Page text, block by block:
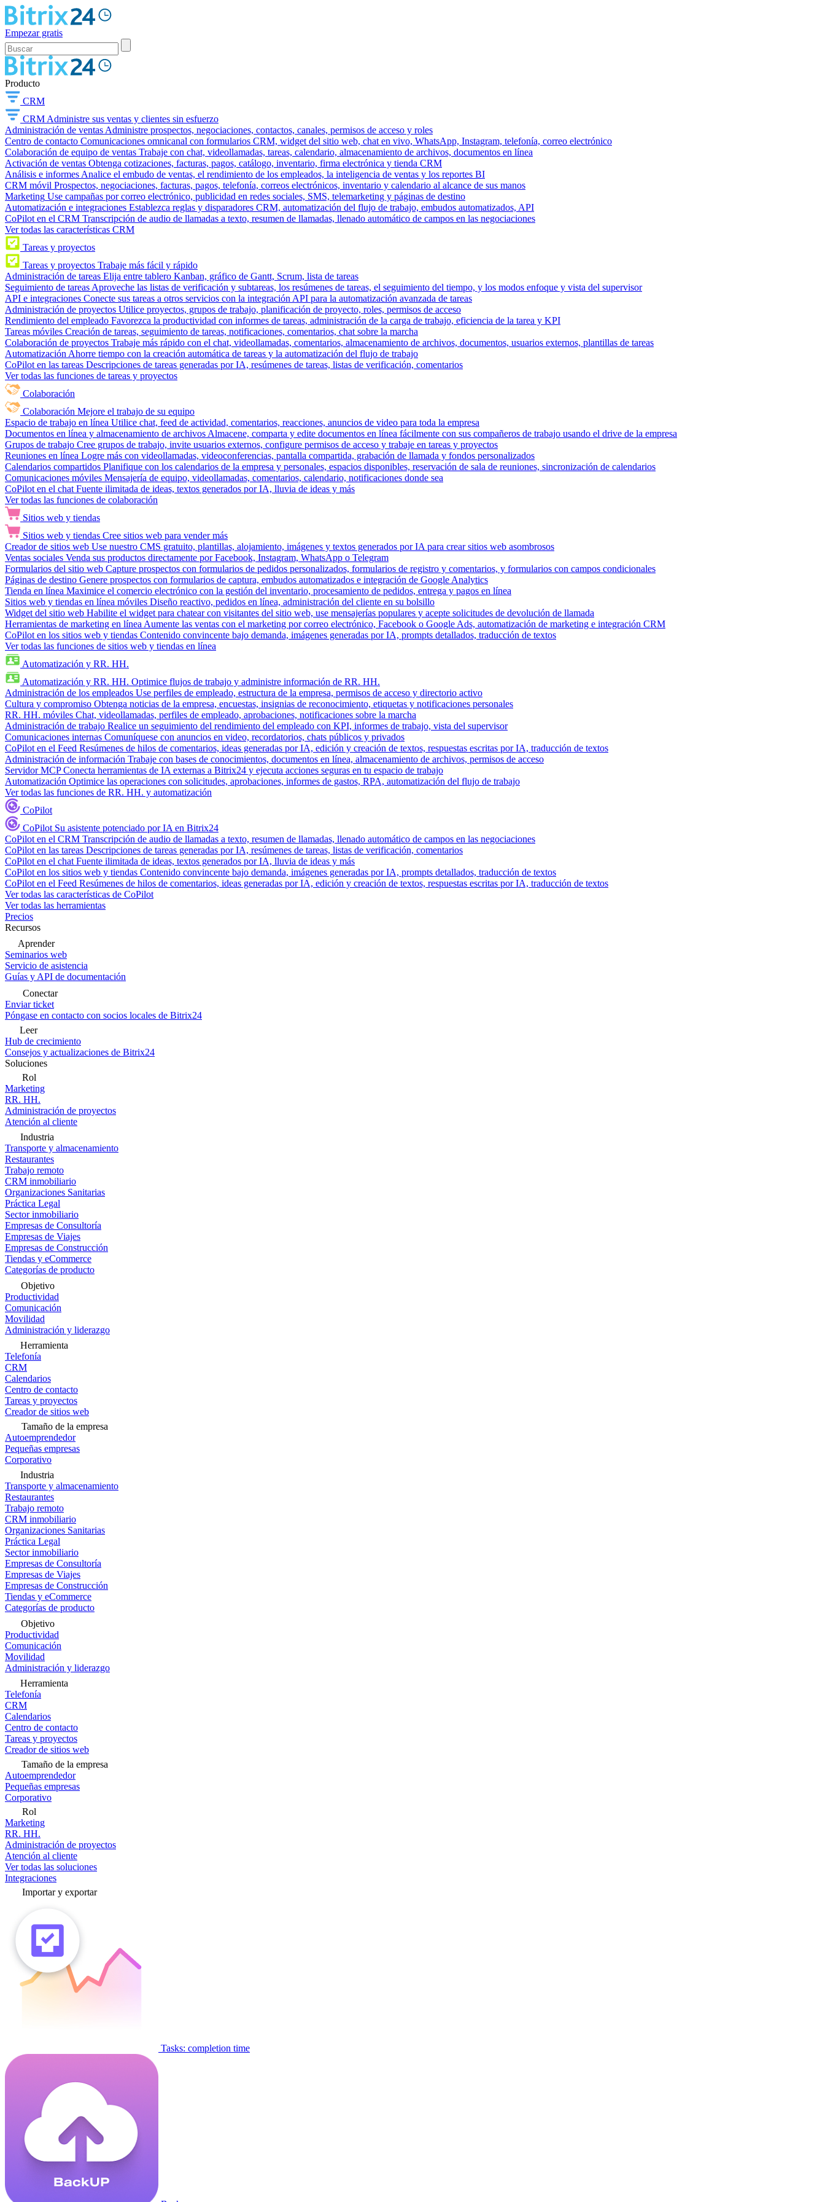
Empezar gratis
Producto
CRM
CRM Administre sus ventas y clientes sin esfuerzo
Administración de ventas Administre prospectos, negociaciones, contactos, canales, permisos de acceso y roles
Centro de contacto Comunicaciones omnicanal con formularios CRM, widget del sitio web, chat en vivo, WhatsApp, Instagram, telefonía, correo electrónico
Colaboración de equipo de ventas Trabaje con chat, videollamadas, tareas, calendario, almacenamiento de archivos, documentos en línea
Activación de ventas Obtenga cotizaciones, facturas, pagos, catálogo, inventario, firma electrónica y tienda CRM
Análisis e informes Analice el embudo de ventas, el rendimiento de los empleados, la inteligencia de ventas y los reportes BI
CRM móvil Prospectos, negociaciones, facturas, pagos, telefonía, correos electrónicos, inventario y calendario al alcance de sus manos
Marketing Use campañas por correo electrónico, publicidad en redes sociales, SMS, telemarketing y páginas de destino
Automatización e integraciones Establezca reglas y disparadores CRM, automatización del flujo de trabajo, embudos automatizados, API
CoPilot en el CRM Transcripción de audio de llamadas a texto, resumen de llamadas, llenado automático de campos en las negociaciones
Ver todas las características CRM
Tareas y proyectos
Tareas y proyectos Trabaje más fácil y rápido
Administración de tareas Elija entre tablero Kanban, gráfico de Gantt, Scrum, lista de tareas
Seguimiento de tareas Aproveche las listas de verificación y subtareas, los resúmenes de tareas, el seguimiento del tiempo, y los modos enfoque y vista del supervisor
API e integraciones Conecte sus tareas a otros servicios con la integración API para la automatización avanzada de tareas
Administración de proyectos Utilice proyectos, grupos de trabajo, planificación de proyecto, roles, permisos de acceso
Rendimiento del empleado Favorezca la productividad con informes de tareas, administración de la carga de trabajo, eficiencia de la tarea y KPI
Tareas móviles Creación de tareas, seguimiento de tareas, notificaciones, comentarios, chat sobre la marcha
Colaboración de proyectos Trabaje más rápido con el chat, videollamadas, comentarios, almacenamiento de archivos, documentos, usuarios externos, plantillas de tareas
Automatización Ahorre tiempo con la creación automática de tareas y la automatización del flujo de trabajo
CoPilot en las tareas Descripciones de tareas generadas por IA, resúmenes de tareas, listas de verificación, comentarios
Ver todas las funciones de tareas y proyectos
Colaboración
Colaboración Mejore el trabajo de su equipo
Espacio de trabajo en línea Utilice chat, feed de actividad, comentarios, reacciones, anuncios de video para toda la empresa
Documentos en línea y almacenamiento de archivos Almacene, comparta y edite documentos en línea fácilmente con sus compañeros de trabajo usando el drive de la empresa
Grupos de trabajo Cree grupos de trabajo, invite usuarios externos, configure permisos de acceso y trabaje en tareas y proyectos
Reuniones en línea Logre más con videollamadas, videoconferencias, pantalla compartida, grabación de llamada y fondos personalizados
Calendarios compartidos Planifique con los calendarios de la empresa y personales, espacios disponibles, reservación de sala de reuniones, sincronización de calendarios
Comunicaciones móviles Mensajería de equipo, videollamadas, comentarios, calendario, notificaciones donde sea
CoPilot en el chat Fuente ilimitada de ideas, textos generados por IA, lluvia de ideas y más
Ver todas las funciones de colaboración
Sitios web y tiendas
Sitios web y tiendas Cree sitios web para vender más
Creador de sitios web Use nuestro CMS gratuito, plantillas, alojamiento, imágenes y textos generados por IA para crear sitios web asombrosos
Ventas sociales Venda sus productos directamente por Facebook, Instagram, WhatsApp o Telegram
Formularios del sitio web Capture prospectos con formularios de pedidos personalizados, formularios de registro y comentarios, y formularios con campos condicionales
Páginas de destino Genere prospectos con formularios de captura, embudos automatizados e integración de Google Analytics
Tienda en línea Maximice el comercio electrónico con la gestión del inventario, procesamiento de pedidos, entrega y pagos en línea
Sitios web y tiendas en línea móviles Diseño reactivo, pedidos en línea, administración del cliente en su bolsillo
Widget del sitio web Habilite el widget para chatear con visitantes del sitio web, use mensajerías populares y acepte solicitudes de devolución de llamada
Herramientas de marketing en línea Aumente las ventas con el marketing por correo electrónico, Facebook o Google Ads, automatización de marketing e integración CRM
CoPilot en los sitios web y tiendas Contenido convincente bajo demanda, imágenes generadas por IA, prompts detallados, traducción de textos
Ver todas las funciones de sitios web y tiendas en línea
Automatización y RR. HH.
Automatización y RR. HH. Optimice flujos de trabajo y administre información de RR. HH.
Administración de los empleados Use perfiles de empleado, estructura de la empresa, permisos de acceso y directorio activo
Cultura y compromiso Obtenga noticias de la empresa, encuestas, insignias de reconocimiento, etiquetas y notificaciones personales
RR. HH. móviles Chat, videollamadas, perfiles de empleado, aprobaciones, notificaciones sobre la marcha
Administración de trabajo Realice un seguimiento del rendimiento del empleado con KPI, informes de trabajo, vista del supervisor
Comunicaciones internas Comuníquese con anuncios en video, recordatorios, chats públicos y privados
CoPilot en el Feed Resúmenes de hilos de comentarios, ideas generadas por IA, edición y creación de textos, respuestas escritas por IA, traducción de textos
Administración de información Trabaje con bases de conocimientos, documentos en línea, almacenamiento de archivos, permisos de acceso
Servidor MCP Conecta herramientas de IA externas a Bitrix24 y ejecuta acciones seguras en tu espacio de trabajo
Automatización Optimice las operaciones con solicitudes, aprobaciones, informes de gastos, RPA, automatización del flujo de trabajo
Ver todas las funciones de RR. HH. y automatización
CoPilot
CoPilot Su asistente potenciado por IA en Bitrix24
CoPilot en el CRM Transcripción de audio de llamadas a texto, resumen de llamadas, llenado automático de campos en las negociaciones
CoPilot en las tareas Descripciones de tareas generadas por IA, resúmenes de tareas, listas de verificación, comentarios
CoPilot en el chat Fuente ilimitada de ideas, textos generados por IA, lluvia de ideas y más
CoPilot en los sitios web y tiendas Contenido convincente bajo demanda, imágenes generadas por IA, prompts detallados, traducción de textos
CoPilot en el Feed Resúmenes de hilos de comentarios, ideas generadas por IA, edición y creación de textos, respuestas escritas por IA, traducción de textos
Ver todas las características de CoPilot
Ver todas las herramientas
Precios
Recursos
Aprender
Seminarios web
Servicio de asistencia
Guías y API de documentación
Conectar
Enviar ticket
Póngase en contacto con socios locales de Bitrix24
Leer
Hub de crecimiento
Consejos y actualizaciones de Bitrix24
Soluciones
Rol
Marketing
RR. HH.
Administración de proyectos
Atención al cliente
Industria
Transporte y almacenamiento
Restaurantes
Trabajo remoto
CRM inmobiliario
Organizaciones Sanitarias
Práctica Legal
Sector inmobiliario
Empresas de Consultoría
Empresas de Viajes
Empresas de Construcción
Tiendas y eCommerce
Categorías de producto
Objetivo
Productividad
Comunicación
Movilidad
Administración y liderazgo
Herramienta
Telefonía
CRM
Calendarios
Centro de contacto
Tareas y proyectos
Creador de sitios web
Tamaño de la empresa
Autoemprendedor
Pequeñas empresas
Corporativo
Industria
Transporte y almacenamiento
Restaurantes
Trabajo remoto
CRM inmobiliario
Organizaciones Sanitarias
Práctica Legal
Sector inmobiliario
Empresas de Consultoría
Empresas de Viajes
Empresas de Construcción
Tiendas y eCommerce
Categorías de producto
Objetivo
Productividad
Comunicación
Movilidad
Administración y liderazgo
Herramienta
Telefonía
CRM
Calendarios
Centro de contacto
Tareas y proyectos
Creador de sitios web
Tamaño de la empresa
Autoemprendedor
Pequeñas empresas
Corporativo
Rol
Marketing
RR. HH.
Administración de proyectos
Atención al cliente
Ver todas las soluciones
Integraciones
Importar y exportar
Tasks: completion time